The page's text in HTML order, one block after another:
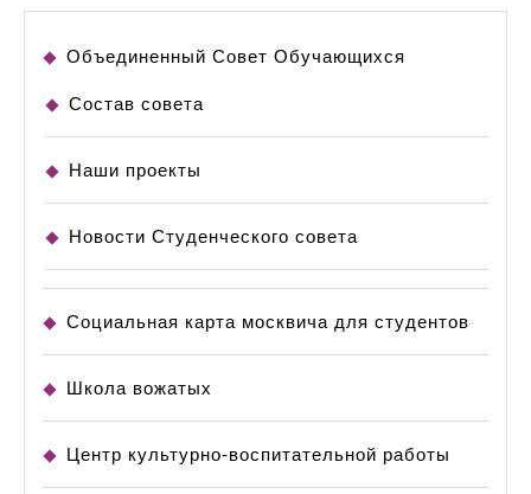
Объединенный Совет Обучающихся
Состав совета
Наши проекты
Новости Студенческого совета
Социальная карта москвича для студентов
Школа вожатых
Центр культурно-воспитательной работы